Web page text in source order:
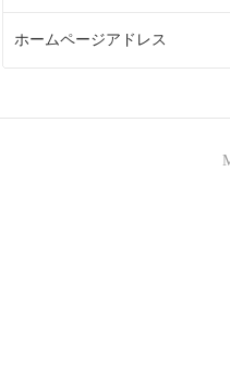
ホームページアドレス